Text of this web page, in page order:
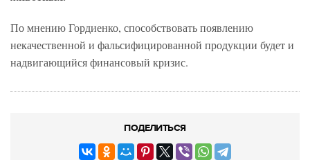
По мнению Гордиенко, способствовать появлению
некачественной и фальсифицированной продукции будет и
надвигающийся финансовый кризис.
ПОДЕЛИТЬСЯ